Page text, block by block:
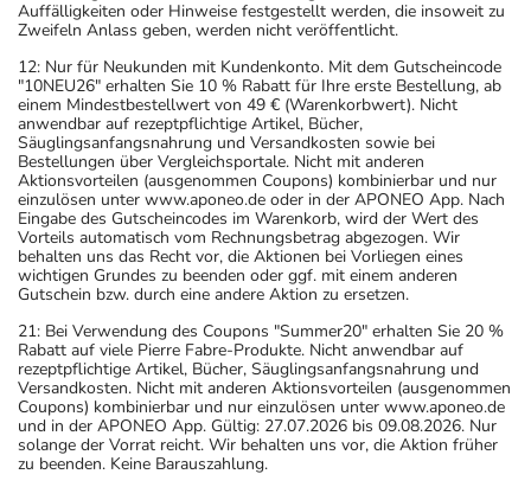
Auffälligkeiten oder Hinweise festgestellt werden, die insoweit zu
Zweifeln Anlass geben, werden nicht veröffentlicht.
12: Nur für Neukunden mit Kundenkonto. Mit dem Gutscheincode
"10NEU26" erhalten Sie 10 % Rabatt für Ihre erste Bestellung, ab
einem Mindestbestellwert von 49 € (Warenkorbwert). Nicht
anwendbar auf rezeptpflichtige Artikel, Bücher,
Säuglingsanfangsnahrung und Versandkosten sowie bei
Bestellungen über Vergleichsportale. Nicht mit anderen
Aktionsvorteilen (ausgenommen Coupons) kombinierbar und nur
einzulösen unter www.aponeo.de oder in der APONEO App. Nach
Eingabe des Gutscheincodes im Warenkorb, wird der Wert des
Vorteils automatisch vom Rechnungsbetrag abgezogen. Wir
behalten uns das Recht vor, die Aktionen bei Vorliegen eines
wichtigen Grundes zu beenden oder ggf. mit einem anderen
Gutschein bzw. durch eine andere Aktion zu ersetzen.
21: Bei Verwendung des Coupons "Summer20" erhalten Sie 20 %
Rabatt auf viele Pierre Fabre-Produkte. Nicht anwendbar auf
rezeptpflichtige Artikel, Bücher, Säuglingsanfangsnahrung und
Versandkosten. Nicht mit anderen Aktionsvorteilen (ausgenommen
Coupons) kombinierbar und nur einzulösen unter www.aponeo.de
und in der APONEO App. Gültig: 27.07.2026 bis 09.08.2026. Nur
solange der Vorrat reicht. Wir behalten uns vor, die Aktion früher
zu beenden. Keine Barauszahlung.